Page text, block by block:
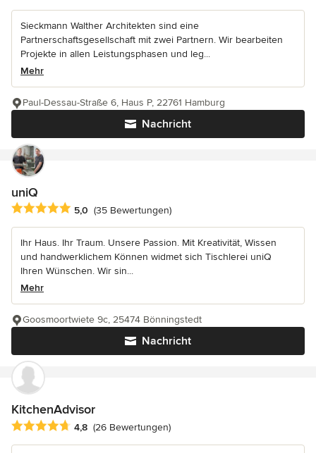
Sieckmann Walther Architekten sind eine
Partnerschaftsgesellschaft mit zwei Partnern. Wir bearbeiten
Projekte in allen Leistungsphasen und leg...
Mehr
Nachricht
Paul-Dessau-Straße 6, Haus P, 22761 Hamburg
uniQ
Durchschnittliche Bewertung: 5 von 5 Sternen
5,0 (35 Bewertungen)
Ihr Haus. Ihr Traum. Unsere Passion. Mit Kreativität, Wissen
und handwerklichem Können widmet sich Tischlerei uniQ
Ihren Wünschen. Wir sin...
Mehr
Nachricht
Goosmoortwiete 9c, 25474 Bönningstedt
KitchenAdvisor
Durchschnittliche Bewertung: 4.8 von 5 Sternen
4,8 (26 Bewertungen)